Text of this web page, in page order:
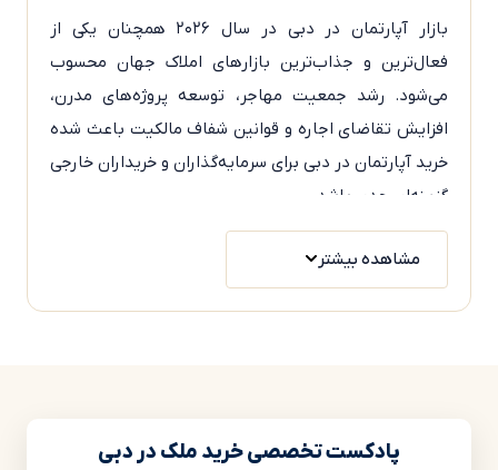
بازار آپارتمان در دبی در سال ۲۰۲۶ همچنان یکی از
فعال‌ترین و جذاب‌ترین بازارهای املاک جهان محسوب
می‌شود. رشد جمعیت مهاجر، توسعه پروژه‌های مدرن،
افزایش تقاضای اجاره و قوانین شفاف مالکیت باعث شده
خرید آپارتمان در دبی برای سرمایه‌گذاران و خریداران خارجی
گزینه‌ای جدی باشد.
امکان مالکیت ۱۰۰ درصد برای خارجی‌ها در مناطق
نبود مالیات سالانه بر ملک و درآمد اجاره
بازدهی اجاره مناسب در بسیاری از مناطق دبی
مشاهده بیشتر
پادکست‌ تخصصی خرید ملک در دبی